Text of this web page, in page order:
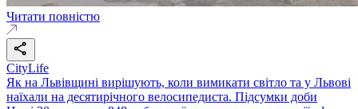
Читати повністю
CityLife
Як на Львівщині вирішують, коли вимикати світло та у Львові
наїхали на десятирічного велосипедиста. Підсумки доби